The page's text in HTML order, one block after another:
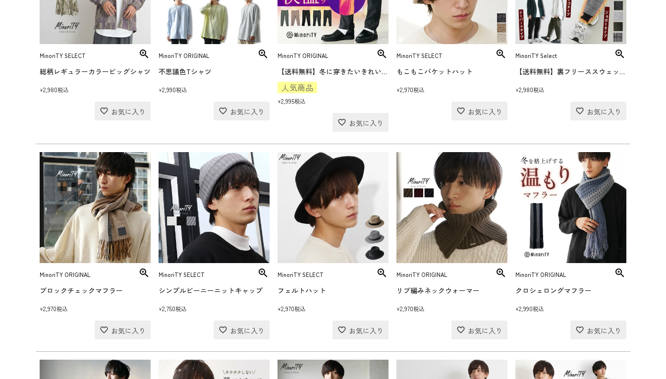
MinoriTY SELECT
総柄レギュラーカラービッグシャツ
¥2,980税込
MinoriTY ORIGINAL
不思議色Tシャツ
¥2,990税込
MinoriTY ORIGINAL
【送料無料】冬に穿きたいきれいめスマートスリム裏起毛パンツ
人気商品
¥2,995税込
MinoriTY SELECT
もこもこバケットハット
¥2,970税込
MinoriTY Select
【送料無料】裏フリーススウェットパンツ
¥2,980税込
MinoriTY ORIGINAL
ブロックチェックマフラー
¥2,970税込
MinoriTY SELECT
シンプルビーニーニットキャップ
¥2,750税込
MinoriTY SELECT
フェルトハット
¥2,970税込
MinoriTY ORIGINAL
リブ編みネックウォーマー
¥2,970税込
MinoriTY ORIGINAL
クロシェロングマフラー
¥2,990税込